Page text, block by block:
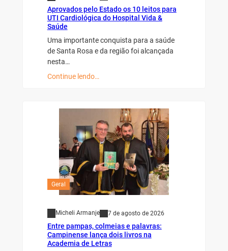
Aprovados pelo Estado os 10 leitos para
UTI Cardiológica do Hospital Vida &
Saúde
Uma importante conquista para a saúde
de Santa Rosa e da região foi alcançada
nesta…
Continue lendo…
Geral
Micheli Armanje 7 de agosto de 2026
Entre pampas, colmeias e palavras:
Campinense lança dois livros na
Academia de Letras